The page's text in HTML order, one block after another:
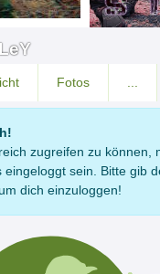
Fotos
zugreifen zu können,
eingeloggt sein. Bitte gib
dich einzuloggen!